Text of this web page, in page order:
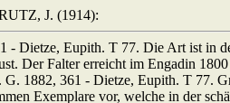
J. (1914):
- Dietze, Eupith. T 77. Die Art ist in
Der Falter erreicht im Engadin
1882, 361 - Dietze, Eupith. T 77.
Exemplare vor, welche in der